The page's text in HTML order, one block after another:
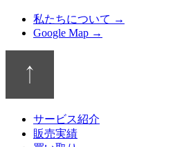
私たちについて →
Google Map →
サービス紹介
販売実績